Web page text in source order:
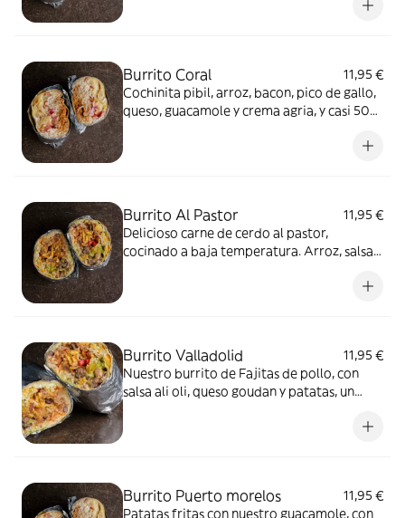
Burrito Coral
11,95 €
Cochinita pibil, arroz, bacon, pico de gallo,
queso, guacamole y crema agria, y casi 500
Burrito Al Pastor
11,95 €
Delicioso carne de cerdo al pastor,
cocinado a baja temperatura. Arroz, salsa
Burrito Valladolid
11,95 €
Nuestro burrito de Fajitas de pollo, con
salsa ali oli, queso goudan y patatas, un
Burrito Puerto morelos
11,95 €
Patatas fritas con nuestro guacamole, con